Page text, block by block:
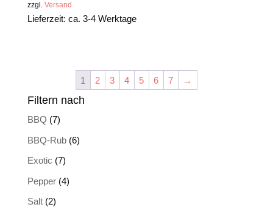
zzgl. Versand
Lieferzeit: ca. 3-4 Werktage
1 2 3 4 5 6 7 →
Filtern nach
BBQ (7)
BBQ-Rub (6)
Exotic (7)
Pepper (4)
Salt (2)